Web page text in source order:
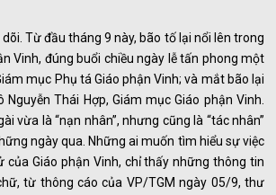
Từ đầu tháng 9 này, bão tố lại nổi lên trong
Vinh, đúng buổi chiều ngày lễ tấn phong một
mục Phụ tá Giáo phận Vinh; và mắt bão lại
Thái Hợp, Giám mục Giáo phận Vinh.
vừa là “nạn nhân”, nhưng cũng là “tác nhân”
ngày qua. Những ai muốn tìm hiểu sự việc
Giáo phận Vinh, chỉ thấy những thông tin
từ thông cáo của VP/TGM ngày 05/9, thư